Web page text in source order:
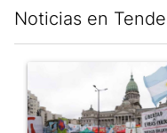
Noticias en
Un artículo de